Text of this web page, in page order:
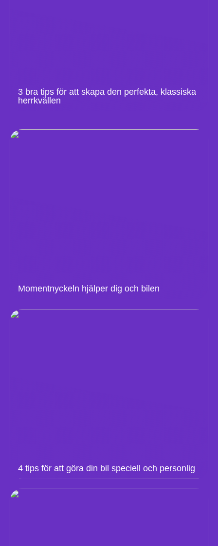
3 bra tips för att skapa den perfekta, klassiska
herrkvällen
Momentnyckeln hjälper dig och bilen
4 tips för att göra din bil speciell och personlig